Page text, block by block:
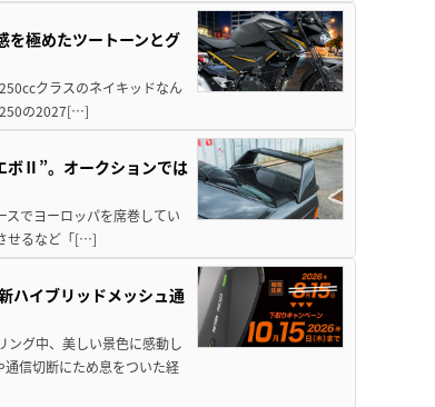
を極めたツートーンとグ
クラスのネイキッドなん
の2027[…]
ボⅡ”。オークションでは
でヨーロッパを席巻してい
せるなど「[…]
ハイブリッドメッシュ通
ング中、美しい景色に感動し
信切断にため息をついた経